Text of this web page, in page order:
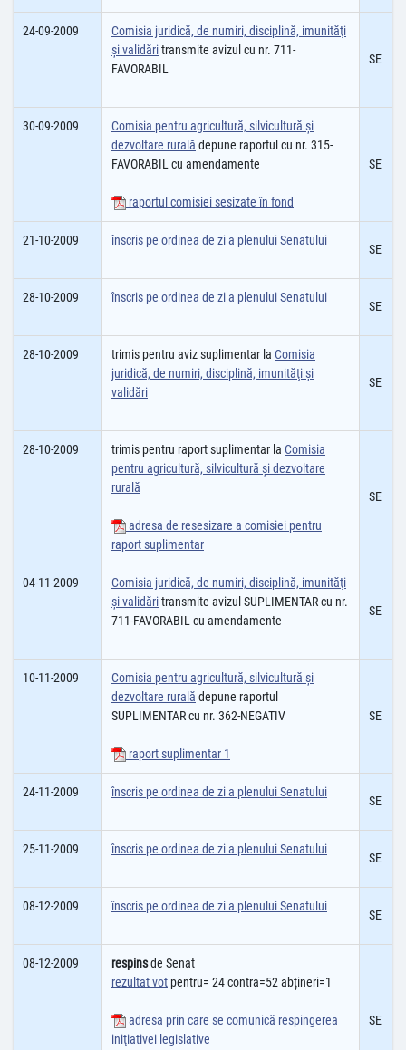
24-09-2009
Comisia juridică, de numiri, disciplină, imunităţi
şi validăritransmite avizul cu nr. 711-
FAVORABIL
SE
30-09-2009
Comisia pentru agricultură, silvicultură şi
dezvoltare rurală depune raportul cu nr. 315-
FAVORABIL cu amendamente
raportul comisiei sesizate în fond
SE
21-10-2009 înscris pe ordinea de zi a plenului Senatului
SE
28-10-2009 înscris pe ordinea de zi a plenului Senatului
SE
28-10-2009 trimis pentru aviz suplimentar la Comisia
juridică, de numiri, disciplină, imunităţi şi
validări
SE
28-10-2009 trimis pentru raport suplimentar la Comisia
pentru agricultură, silvicultură şi dezvoltare
rurală
adresa de resesizare a comisiei pentru
raport suplimentar
SE
04-11-2009
Comisia juridică, de numiri, disciplină, imunităţi
şi validăritransmite avizul SUPLIMENTAR cu nr.
711-FAVORABIL cu amendamente
SE
10-11-2009
Comisia pentru agricultură, silvicultură şi
dezvoltare rurală depune raportul
SUPLIMENTAR cu nr. 362-NEGATIV
raport suplimentar 1
SE
24-11-2009 înscris pe ordinea de zi a plenului Senatului
SE
25-11-2009 înscris pe ordinea de zi a plenului Senatului
SE
08-12-2009 înscris pe ordinea de zi a plenului Senatului
SE
08-12-2009 respinsde Senat
rezultat vot pentru= 24 contra=52 abțineri=1
adresa prin care se comunică respingerea
iniţiativei legislative
SE